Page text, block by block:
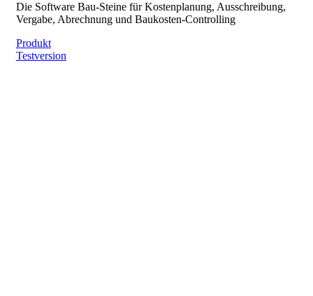
Die Software Bau-Steine für Kostenplanung, Ausschreibung,
Vergabe, Abrechnung und Baukosten-Controlling
Produkt
Testversion